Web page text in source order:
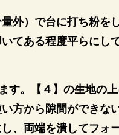
外）で台に打ち粉を
てある程度平らにし
す。【４】の生地の上
方から隙間ができな
、両端を潰してフォ